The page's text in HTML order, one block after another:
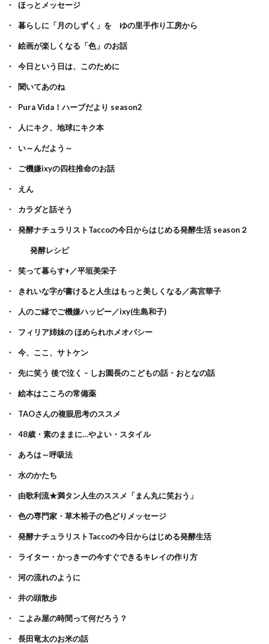
ほっとメッセージ
暮らしに「月のしずく」を ゆの里手作り工房から
絵画が楽しくなる「色」のお話
今日という日は、このために
聞いてあのね
Pura Vida！ハーブだより season2
人にキク、地球にキク本
い～んだよう～
ご機嫌ixyの四柱推命のお話
えん
カラダと話そう
発酵ナチュラリストTaccoの今日からはじめる発酵生活 season２
発酵レシピ
笑って暮らす+／平垣美栄子
きれいな字が書けると人生はもっと美しくなる／高宮華子
人のご縁でご機嫌ハッピー／ixy(生島和子)
フィリア姉妹の ほめられホメオパシー
今、ここ、サトケン
先に笑う 後で泣く – しお園長のこどもの話・おとなの話
絵本はこころの常備薬
TAOさんの複眼思考のススメ
48歳・素のままに…やよい・スタイル
あろは～呼吸法
水のかたち
由歌利流★満タン人生のススメ「まん丸に笑おう」
色の専門家・草木裕子の色どりメッセージ
発酵ナチュラリストTaccoの今日からはじめる発酵生活
ライター・かっきーの今すぐできるキレイの作り方
河の流れのように
井の頭散歩
こよみ屋の時間って何だろう？
長田竜太のお米の話